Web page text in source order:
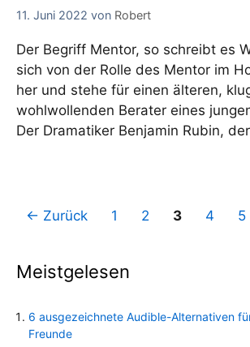
11. Juni 2022 von Robert
Der Begriff Mentor, so schreibt es
sich von der Rolle des Mentor im
her und stehe für einen älteren,
wohlwollenden Berater eines
Der Dramatiker Benjamin Rubin,
← Zurück Seite
1 Seite
2 Seite
3 Seite
4 5
Meistgelesen
6 ausgezeichnete Audible-Alternativen
Freunde